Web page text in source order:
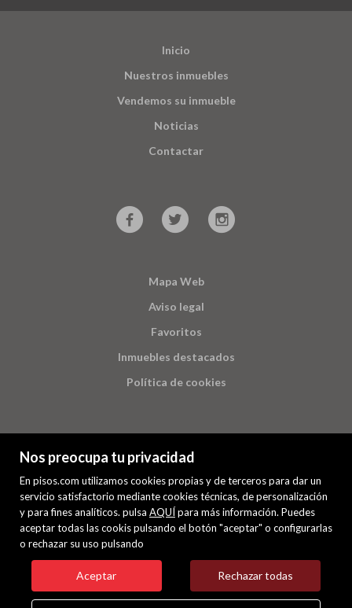
Nos preocupa tu privacidad
En pisos.com utilizamos cookies propias y de terceros para dar un
servicio satisfactorio mediante cookies técnicas, de personalización
y para fines analíticos. pulsa AQUÍ para más información. Puedes
aceptar todas las cookis pulsando el botón "aceptar" o configurarlas
o rechazar su uso pulsando
Aceptar Rechazar todas
Inicio
Nuestros inmuebles
Vendemos su inmueble
Noticias
Contactar
Mapa Web
Aviso legal
Favoritos
Inmuebles destacados
Política de cookies
PREMIUM
VENTA ALQUILER